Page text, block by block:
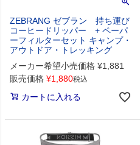
ZEBRANG ゼブラン 持ち運び
コーヒードリッパー + ペーパ
ーフィルターセット キャンプ・
アウトドア・トレッキング
メーカー希望小売価格 ¥1,881
販売価格 ¥1,880税込
カートに入れる